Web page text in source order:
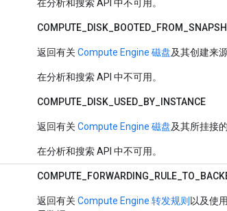
在分析和搜索 API 中不可用。
COMPUTE_ DISK_ BOOTED_ FROM_
返回有关Compute Engine 磁盘及其创建来
在分析和搜索 API 中不可用。
COMPUTE_DISK_USED_BY_INSTANCE
返回有关Compute Engine 磁盘及其所挂接的
在分析和搜索 API 中不可用。
COMPUTE_ FORWARDING_ RULE_ TO_
返回有关Compute Engine 转发规则 以及使